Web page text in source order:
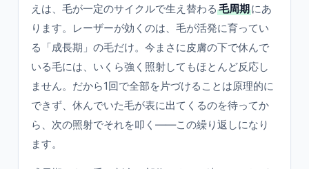
えは、毛が一定のサイクルで生え替わる 毛周期にあ
ります。レーザーが効くのは、毛が活発に育ってい
る「成長期」の毛だけ。今まさに皮膚の下で休んで
いる毛には、いくら強く照射してもほとんど反応し
ません。だから1回で全部を片づけることは原理的に
できず、休んでいた毛が表に出てくるのを待ってか
ら、次の照射でそれを叩く——この繰り返しになり
ます。